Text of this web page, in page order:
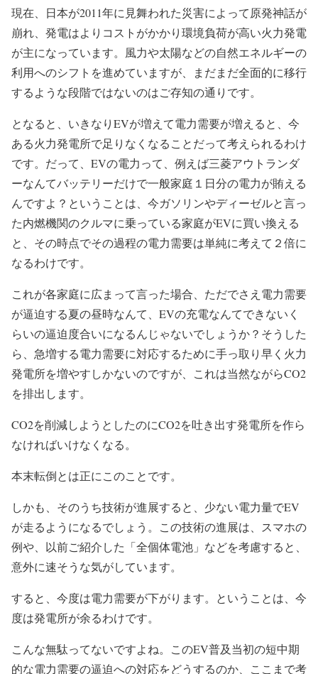
現在、日本が2011年に見舞われた災害によって原発神話が
崩れ、発電はよりコストがかかり環境負荷が高い火力発電
が主になっています。風力や太陽などの自然エネルギーの
利用へのシフトを進めていますが、まだまだ全面的に移行
するような段階ではないのはご存知の通りです。
となると、いきなりEVが増えて電力需要が増えると、今
ある火力発電所で足りなくなることだって考えられるわけ
です。だって、EVの電力って、例えば三菱アウトランダ
ーなんてバッテリーだけで一般家庭１日分の電力が賄える
んですよ？ということは、今ガソリンやディーゼルと言っ
た内燃機関のクルマに乗っている家庭がEVに買い換える
と、その時点でその過程の電力需要は単純に考えて２倍に
なるわけです。
これが各家庭に広まって言った場合、ただでさえ電力需要
が逼迫する夏の昼時なんて、EVの充電なんてできないく
らいの逼迫度合いになるんじゃないでしょうか？そうした
ら、急増する電力需要に対応するために手っ取り早く火力
発電所を増やすしかないのですが、これは当然ながらCO2
を排出します。
CO2を削減しようとしたのにCO2を吐き出す発電所を作ら
なければいけなくなる。
本末転倒とは正にこのことです。
しかも、そのうち技術が進展すると、少ない電力量でEV
が走るようになるでしょう。この技術の進展は、スマホの
例や、以前ご紹介した「全個体電池」などを考慮すると、
意外に速そうな気がしています。
すると、今度は電力需要が下がります。ということは、今
度は発電所が余るわけです。
こんな無駄ってないですよね。このEV普及当初の短中期
的な電力需要の逼迫への対応をどうするのか、ここまで考